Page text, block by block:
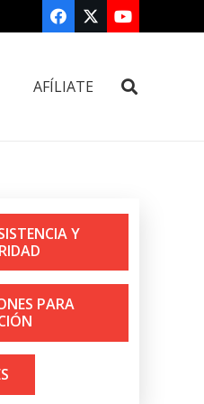
AFÍLIATE
Y
PARA